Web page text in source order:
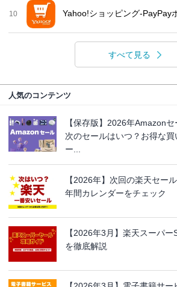
10 Yahoo!ショッピング-PayPay
すべて見る
人気のコンテンツ
【保存版】2026年Amazon
次のセールはいつ？お得な
ー...
【2026年】次回の楽天セー
年間カレンダーをチェック
【2026年3月】楽天スーパ
を徹底解説